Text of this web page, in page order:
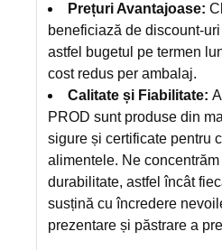
Prețuri Avantajoase:
beneficiază de discount-
astfel bugetul pe termen
cost redus per ambalaj.
Calitate și Fiabilitate:
PROD sunt produse din
sigure și certificate pentru
alimentele. Ne
durabilitate, astfel încât
susțină cu încredere
prezentare și păstrare a